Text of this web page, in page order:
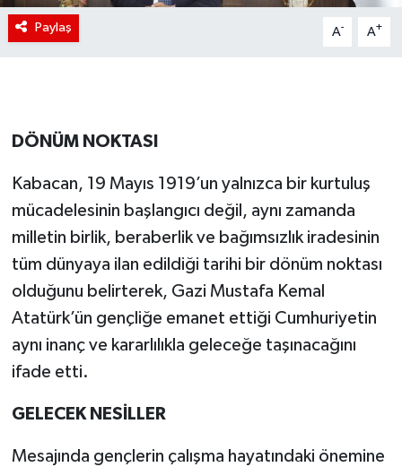
Paylaş A- A+
DÖNÜM NOKTASI
Kabacan, 19 Mayıs 1919’un yalnızca bir kurtuluş
mücadelesinin başlangıcı değil, aynı zamanda
milletin birlik, beraberlik ve bağımsızlık iradesinin
tüm dünyaya ilan edildiği tarihi bir dönüm noktası
olduğunu belirterek, Gazi Mustafa Kemal
Atatürk’ün gençliğe emanet ettiği Cumhuriyetin
aynı inanç ve kararlılıkla geleceğe taşınacağını
ifade etti.
GELECEK NESİLLER
Mesajında gençlerin çalışma hayatındaki önemine